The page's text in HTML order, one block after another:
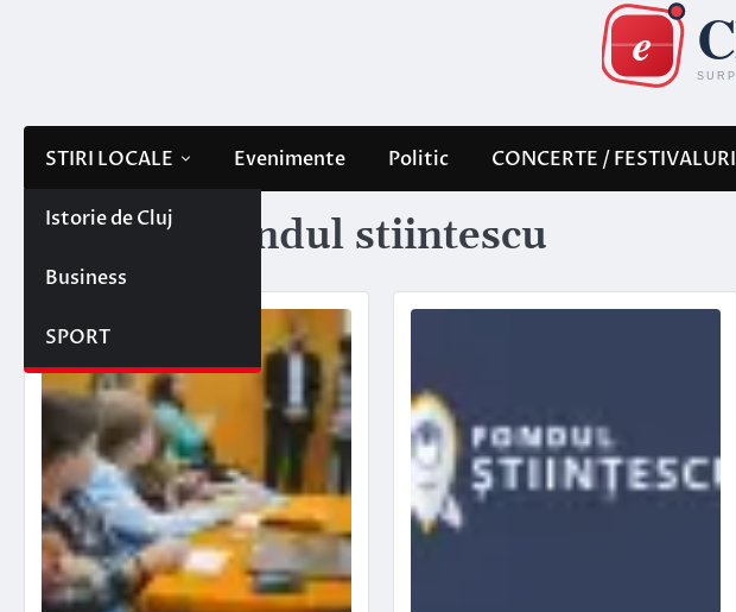
STIRI LOCALE
Istorie de Cluj
Business
SPORT
Evenimente Politic CONCERTE / FESTIVALURI
Etichetă: fondul stiintescu